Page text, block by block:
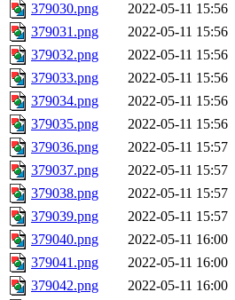
379030.png
2022-05-11 15:56
379031.png
2022-05-11 15:56
379032.png
2022-05-11 15:56
379033.png
2022-05-11 15:56
379034.png
2022-05-11 15:56
379035.png
2022-05-11 15:56
379036.png
2022-05-11 15:57
379037.png
2022-05-11 15:57
379038.png
2022-05-11 15:57
379039.png
2022-05-11 15:57
379040.png
2022-05-11 16:00
379041.png
2022-05-11 16:00
379042.png
2022-05-11 16:00